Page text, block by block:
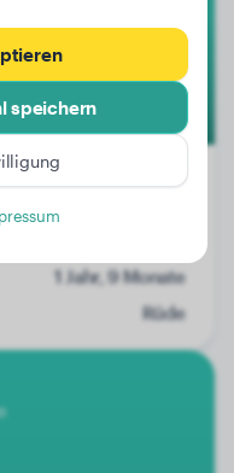
1 Jahr, 9 Monate
Rüde
speichern